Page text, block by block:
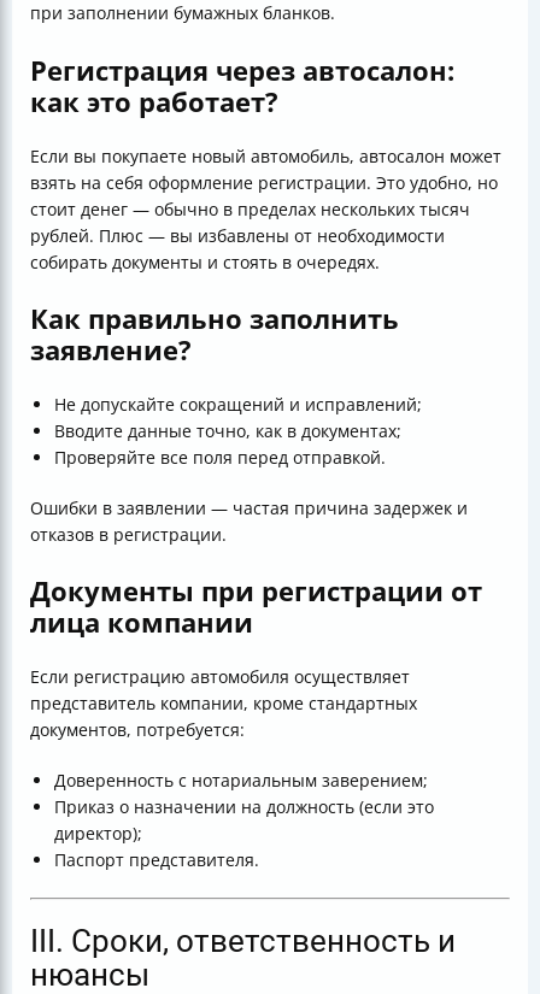
при заполнении бумажных бланков.
Регистрация через автосалон:
как это работает?
Если вы покупаете новый автомобиль, автосалон может
взять на себя оформление регистрации. Это удобно, но
стоит денег — обычно в пределах нескольких тысяч
рублей. Плюс — вы избавлены от необходимости
собирать документы и стоять в очередях.
Как правильно заполнить
заявление?
Не допускайте сокращений и исправлений;
Вводите данные точно, как в документах;
Проверяйте все поля перед отправкой.
Ошибки в заявлении — частая причина задержек и
отказов в регистрации.
Документы при регистрации от
лица компании
Если регистрацию автомобиля осуществляет
представитель компании, кроме стандартных
документов, потребуется:
Доверенность с нотариальным заверением;
Приказ о назначении на должность (если это
директор);
Паспорт представителя.
III. Сроки, ответственность и
нюансы